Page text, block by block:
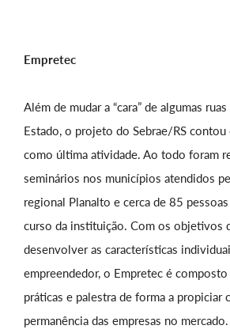
Empretec
Além de mudar a “cara” de algumas
Estado, o projeto do Sebrae/RS
como última atividade. Ao todo foram
seminários nos municípios atendidos
regional Planalto e cerca de 85
curso da instituição. Com os objetivos
desenvolver as características
empreendedor, o Empretec é
práticas e palestra de forma a propiciar
permanência das empresas no mercado.